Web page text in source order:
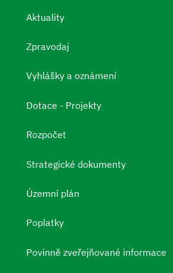
Aktuality
Zpravodaj
Vyhlášky a oznámení
Dotace - Projekty
Rozpočet
Strategické dokumenty
Územní plán
Poplatky
Povinně zveřejňované informace